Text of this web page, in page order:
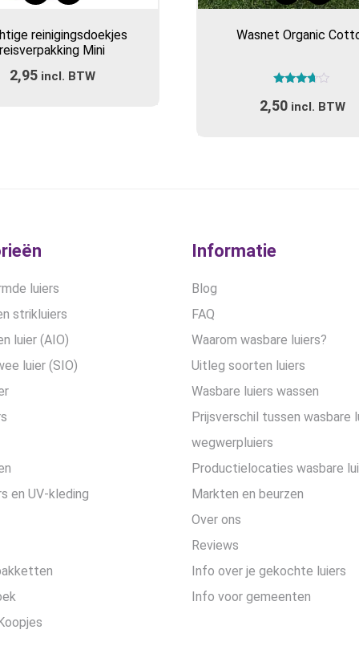
reinigingsdoekjes
reisverpakking Mini
2,95 incl. BTW
heeft
variaties.
optie
Wasnet Organic
3.50
uit 5
2,50 incl. BTW
luiers
strikluiers
luier (AIO)
luier (SIO)
en UV-kleding
Informatie
Blog
FAQ
Waarom wasbare luiers?
Uitleg soorten luiers
Wasbare luiers wassen
Prijsverschil tussen wasbare
wegwerpluiers
Productielocaties wasbare
Markten en beurzen
Over ons
Reviews
Info over je gekochte luiers
Info voor gemeenten